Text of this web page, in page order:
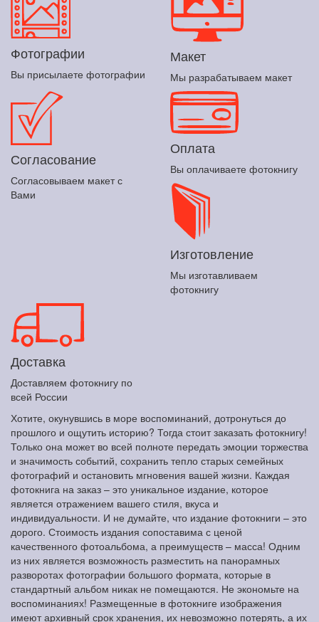
Фотографии
Вы присылаете фотографии
Макет
Мы разрабатываем макет
Согласование
Согласовываем макет с
Вами
Оплата
Вы оплачиваете фотокнигу
Изготовление
Мы изготавливаем
фотокнигу
Доставка
Доставляем фотокнигу по
всей России
Хотите, окунувшись в море воспоминаний, дотронуться до
прошлого и ощутить историю? Тогда стоит заказать фотокнигу!
Только она может во всей полноте передать эмоции торжества
и значимость событий, сохранить тепло старых семейных
фотографий и остановить мгновения вашей жизни. Каждая
фотокнига на заказ – это уникальное издание, которое
является отражением вашего стиля, вкуса и
индивидуальности. И не думайте, что издание фотокниги – это
дорого. Стоимость издания сопоставима с ценой
качественного фотоальбома, а преимуществ – масса! Одним
из них является возможность разместить на панорамных
разворотах фотографии большого формата, которые в
стандартный альбом никак не помещаются. Не экономьте на
воспоминаниях! Размещенные в фотокниге изображения
имеют архивный срок хранения, их невозможно потерять, а их